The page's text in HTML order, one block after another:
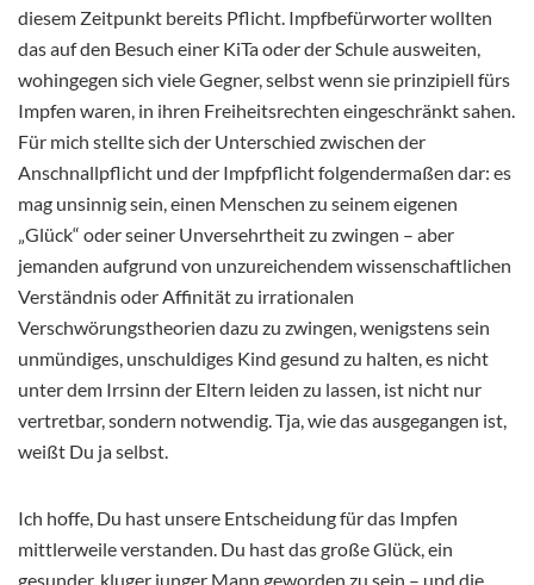
diesem Zeitpunkt bereits Pflicht. Impfbefürworter wollten
das auf den Besuch einer KiTa oder der Schule ausweiten,
wohingegen sich viele Gegner, selbst wenn sie prinzipiell fürs
Impfen waren, in ihren Freiheitsrechten eingeschränkt sahen.
Für mich stellte sich der Unterschied zwischen der
Anschnallpflicht und der Impfpflicht folgendermaßen dar: es
mag unsinnig sein, einen Menschen zu seinem eigenen
„Glück“ oder seiner Unversehrtheit zu zwingen – aber
jemanden aufgrund von unzureichendem wissenschaftlichen
Verständnis oder Affinität zu irrationalen
Verschwörungstheorien dazu zu zwingen, wenigstens sein
unmündiges, unschuldiges Kind gesund zu halten, es nicht
unter dem Irrsinn der Eltern leiden zu lassen, ist nicht nur
vertretbar, sondern notwendig. Tja, wie das ausgegangen ist,
weißt Du ja selbst.
Ich hoffe, Du hast unsere Entscheidung für das Impfen
mittlerweile verstanden. Du hast das große Glück, ein
gesunder, kluger junger Mann geworden zu sein – und die